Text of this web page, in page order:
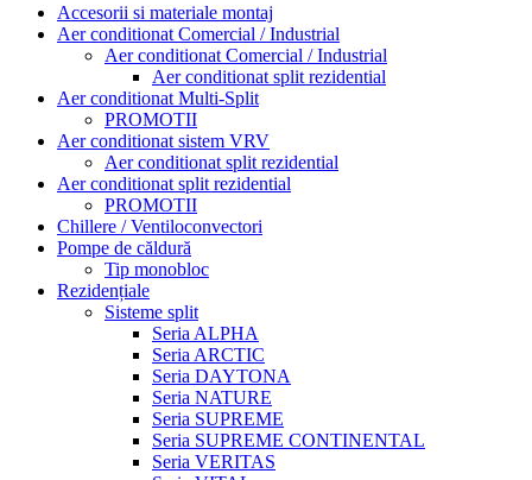
Accesorii si materiale montaj
Aer conditionat Comercial / Industrial
Aer conditionat Comercial / Industrial
Aer conditionat split rezidential
Aer conditionat Multi-Split
PROMOTII
Aer conditionat sistem VRV
Aer conditionat split rezidential
Aer conditionat split rezidential
PROMOTII
Chillere / Ventiloconvectori
Pompe de căldură
Tip monobloc
Rezidențiale
Sisteme split
Seria ALPHA
Seria ARCTIC
Seria DAYTONA
Seria NATURE
Seria SUPREME
Seria SUPREME CONTINENTAL
Seria VERITAS